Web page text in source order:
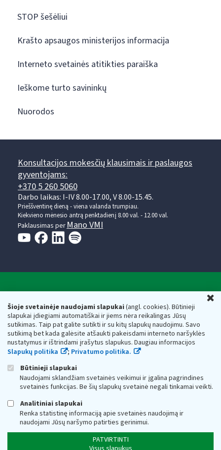
Šioje svetainėje naudojami slapukai(angl. cookies). Būtinieji
slapukai įdiegiami automatiškai ir jiems nėra reikalingas Jūsų
sutikimas. Taip pat galite sutikti ir su kitų slapukų naudojimu. Savo
sutikimą bet kada galėsite atšaukti pakeisdami interneto naršyklės
nustatymus ir ištrindami įrašytus slapukus. Daugiau informacijos
Slapukų politika
; Privatumo politika.
Būtinieji slapukai
Naudojami sklandžiam svetainės veikimui ir įgalina pagrindines
svetainės funkcijas. Be šių slapukų svetainė negali tinkamai veikti.
Analitiniai slapukai
Renka statistinę informaciją apie svetainės naudojimą ir
naudojami Jūsų naršymo patirties gerinimui.
PATVIRTINTI
STOP šešėliui
Krašto apsaugos ministerijos informacija
Interneto svetainės atitikties paraiška
Ieškome turto savininkų
Nuorodos
Konsultacijos mokesčių klausimais ir paslaugos
gyventojams:
+370 5 260 5060
Darbo laikas: I-IV 8.00-17.00, V 8.00-15.45.
Prieššventinę dieną - viena valanda trumpiau.
Kiekvieno mėnesio antrą penktadienį 8.00 val. - 12.00 val.
Paklausimas per Mano VMI
Respublikos finansų ministerijos
Biudžetinė įstaiga. Juridinio asmens kodas — 188659752,
adresas: Vasario 16-osios g. 14, 01107 Vilnius, Lietuva, el.paštas:
vmi@vmi.lt, E. pristatymo dėžutės adresas 188659752
Duomenys apie Valstybinę mokesčių inspekciją prie Lietuvos
Respublikos finansų ministerijos kaupiami ir saugomi Juridinių